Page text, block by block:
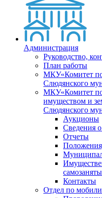
Администрация
Руководство,
План работы
МКУ«Комитет по
Слюдянского
МКУ«Комитет
имуществом и
Слюдянского
Аукционы
Сведения
Отчеты
Контакты
Отдел по